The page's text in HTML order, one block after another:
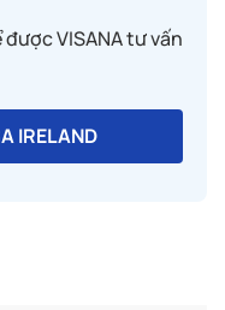
VISANA tư vấn
IRELAND